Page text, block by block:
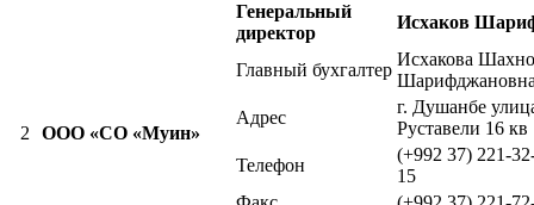
2 ООО «СО «Муин»
Генеральный
директор
Исхаков
Главный бухгалтер
Исхакова
Адрес
г. Душанбе
Руставели 16 кв
Телефон
(+992 37) 221-
15